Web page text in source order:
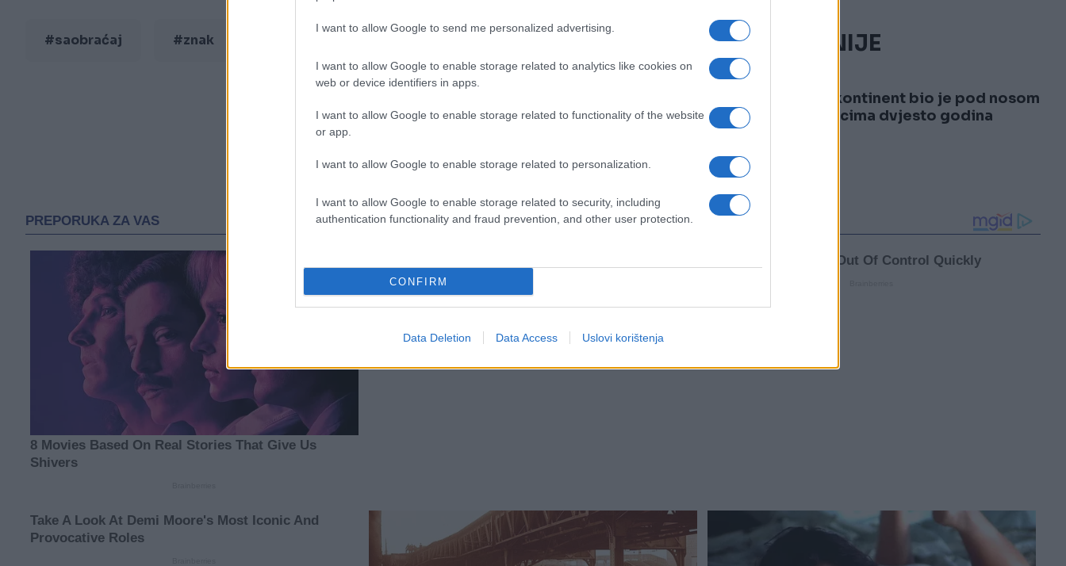
I want to allow Google to send me personalized advertising.
I want to allow Google to enable storage related to analytics like cookies on
web or device identifiers in apps.
I want to allow Google to enable storage related to functionality of the website
or app.
I want to allow Google to enable storage related to personalization.
I want to allow Google to enable storage related to security, including
authentication functionality and fraud prevention, and other user protection.
CONFIRM
Data Deletion Data Access Uslovi korištenja
#saobraćaj #znak NAJČITANIJE
1
Osmi kontinent bio je pod nosom
naučnicima dvjesto godina